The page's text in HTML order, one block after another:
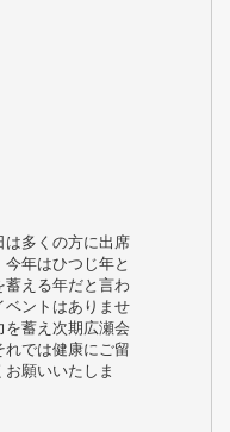
は多くの方に出席
年はひつじ年と
蓄える年だと言わ
ベントはありませ
を蓄え次期広瀬会
では健康にご留
願いいたしま